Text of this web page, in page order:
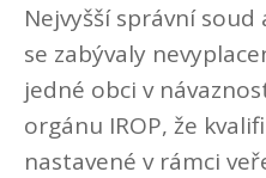
Nejvyšší správní soud
se zabývaly
jedné obci v
orgánu IROP, že
nastavené v rámci